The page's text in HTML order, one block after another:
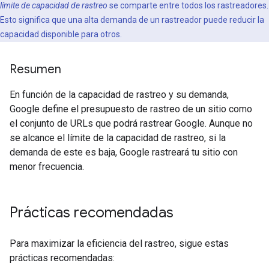
límite de capacidad de rastreo se comparte entre todos los rastreadores.
Esto significa que una alta demanda de un rastreador puede reducir la
capacidad disponible para otros.
Resumen
En función de la capacidad de rastreo y su demanda,
Google define el presupuesto de rastreo de un sitio como
el conjunto de URLs que podrá rastrear Google. Aunque no
se alcance el límite de la capacidad de rastreo, si la
demanda de este es baja, Google rastreará tu sitio con
menor frecuencia.
Prácticas recomendadas
Para maximizar la eficiencia del rastreo, sigue estas
prácticas recomendadas: